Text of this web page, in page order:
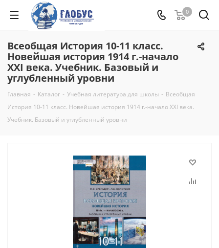
0
Всеобщая История 10-11 класс.
Новейшая история 1914 г.-начало
XXI века. Учебник. Базовый и
углубленный уровни
Главная - Каталог - Учебная литература для школы - Всеобщая
История 10-11 класс. Новейшая история 1914 г.-начало XXI века.
Учебник. Базовый и углубленный уровни